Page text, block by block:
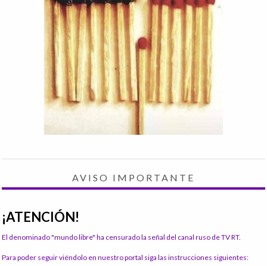
AVISO IMPORTANTE
¡ATENCIÓN!
El denominado "mundo libre" ha censurado la señal del canal ruso de TV RT.
Para poder seguir viéndolo en nuestro portal siga las instrucciones siguientes: